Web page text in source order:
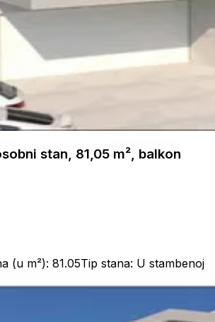
stan, 81,05 m², balkon
(u m²): 81.05Tip stana: U stambenoj